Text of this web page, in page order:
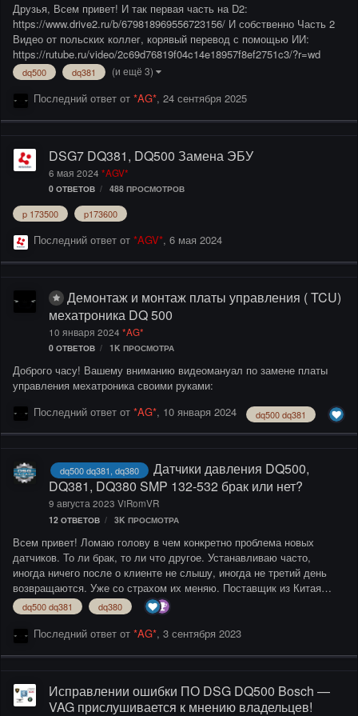
Друзья, Всем привет! И так первая часть на D2:
https://www.drive2.ru/b/679818969556723156/ И собственно Часть 2
Видео от польских коллег, корявый перевод с помощью ИИ:
https://rutube.ru/video/2c69d76819f04c14e18957f8ef2751c3/?r=wd
Последний ответ от *AG*, 24 сентября 2025
dq500 dq381 (и ещё 3)
DSG7 DQ381, DQ500 Замена ЭБУ
6 мая 2024 *AGV*
0 ОТВЕТОВ 488 ПРОСМОТРОВ
Последний ответ от *AGV*, 6 мая 2024
p 173500 p173600
Демонтаж и монтаж платы управления ( TCU)
мехатроника DQ 500
10 января 2024 *AG*
0 ОТВЕТОВ 1K ПРОСМОТРА
Доброго часу! Вашему вниманию видеомануал по замене платы
управления мехатроника своими руками:
Последний ответ от *AG*, 10 января 2024 dq500 dq381
dq500 dq381, dq380
Датчики давления DQ500,
DQ381, DQ380 SMP 132-532 брак или нет?
9 августа 2023 ViRomVR
12 ОТВЕТОВ 3K ПРОСМОТРА
Всем привет! Ломаю голову в чем конкретно проблема новых
датчиков. То ли брак, то ли что другое. Устанавливаю часто,
иногда ничего после о клиенте не слышу, иногда не третий день
возвращаются. Уже со страхом их меняю. Поставщик из Китая
проверен годами, специально брак думаю не будет сувать, датчики
бошевские, вроде как последней модификации. Наткнулся на Ваш
пост при поиске именно данной информации. Жду продолжения.
стоит.
Последний ответ от *AG*, 3 сентября 2023
dq500 dq381 dq380
Исправлении ошибки ПО DSG DQ500 Bosch —
VAG прислушивается к мнению владельцев!